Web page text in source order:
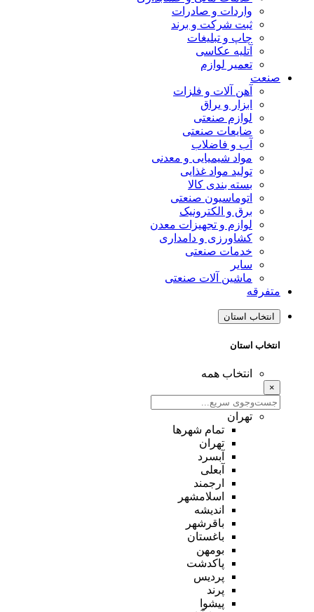
واردات و صادرات
ثبت شرکت و برند
چاپ و تبلیغات
آتلیه عکاسی
تعمیر لوازم
صنعت
آهن آلات و فلزات
ابزار و یراق
لوازم صنعتی
ضایعات صنعتی
آب و فاضلاب
مواد شیمیایی و معدنی
تولید مواد غذایی
بسته بندی کالا
اتوماسیون صنعتی
برق و الکترونیک
لوازم و تجهیزات معدن
کشاورزی و دامداری
خدمات صنعتی
سایر
ماشین آلات صنعتی
متفرقه
انتخاب استان
انتخاب استان
انتخاب همه
×
تهران
تمام شهر‌ها
تهران
آبسرد
آبعلی
ارجمند
اسلامشهر
اندیشه
باقرشهر
باغستان
بومهن
پاکدشت
پردیس
پرند
پیشوا